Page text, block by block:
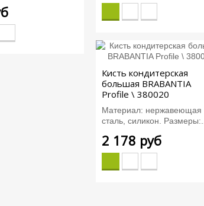
Кисть кондитерская
большая BRABANTIA
Profile \ 380020
Материал: нержавеющая
сталь, силикон. Размеры:...
2 178 руб